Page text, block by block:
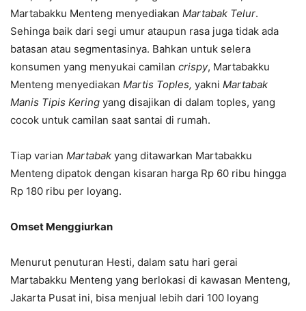
Martabakku Menteng menyediakan Martabak Telur.
Sehinga baik dari segi umur ataupun rasa juga tidak ada
batasan atau segmentasinya. Bahkan untuk selera
konsumen yang menyukai camilan crispy, Martabakku
Menteng menyediakan Martis Toples, yakni Martabak
Manis Tipis Kering yang disajikan di dalam toples, yang
cocok untuk camilan saat santai di rumah.
Tiap varian Martabak yang ditawarkan Martabakku
Menteng dipatok dengan kisaran harga Rp 60 ribu hingga
Rp 180 ribu per loyang.
Omset Menggiurkan
Menurut penuturan Hesti, dalam satu hari gerai
Martabakku Menteng yang berlokasi di kawasan Menteng,
Jakarta Pusat ini, bisa menjual lebih dari 100 loyang